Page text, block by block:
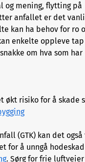
og mening, flytting på
anfallet er det
kan ha behov for ro
enkelte oppleve
om hva som har
økt risiko for å skade
(GTK) kan det
for å unngå
. Sørg for frie luftveier